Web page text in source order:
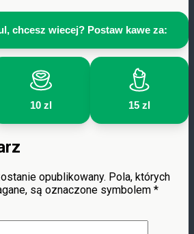
chcesz wiecej? Postaw kawe za:
10 zl 15 zl
opublikowany. Pola, których
są oznaczone symbolem *